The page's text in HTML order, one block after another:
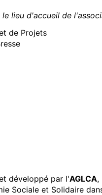
lieu d'accueil de
de Projets
développé par l'AGLCA,
Sociale et Solidaire